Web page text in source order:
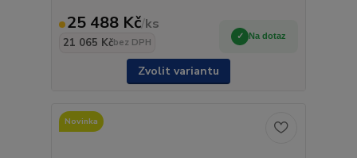
25 488 Kč/ks
21 065 Kčbez DPH
Na dotaz
Zvolit variantu
Novinka